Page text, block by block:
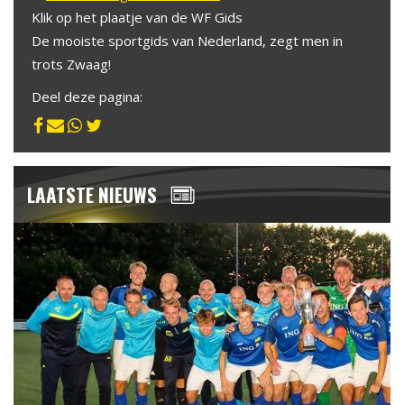
Klik op het plaatje van de WF Gids
De mooiste sportgids van Nederland, zegt men in
trots Zwaag!
Deel deze pagina:
LAATSTE NIEUWS